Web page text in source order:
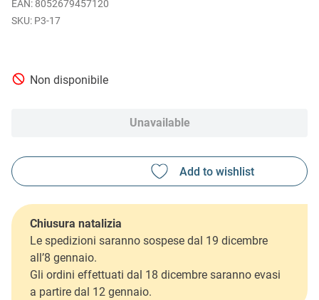
EAN: 8052679457120
P3-17
Non disponibile
Unavailable
Chiusura natalizia
Le spedizioni saranno sospese dal 19 dicembre
all’8 gennaio.
Gli ordini effettuati dal 18 dicembre saranno evasi
a partire dal 12 gennaio.